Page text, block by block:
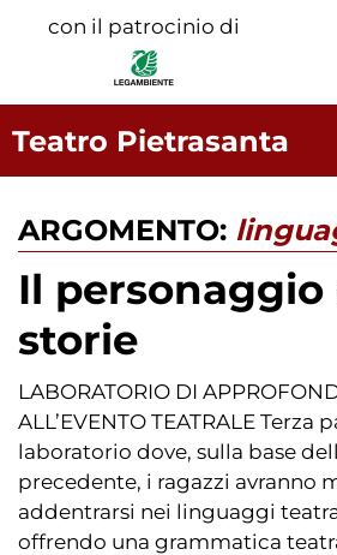
con il patrocinio di
Teatro Pietrasanta
ARGOMENTO:
Il personaggio
storie
LABORATORIO DI
ALL’EVENTO TEATRALE Terza
laboratorio dove, sulla base
precedente, i ragazzi avranno
addentrarsi nei linguaggi
offrendo una grammatica